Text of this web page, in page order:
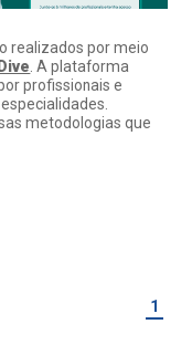
realizados por meio
. A plataforma
profissionais e
metodologias que
1